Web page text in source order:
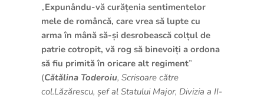
„Expunându-vă curățenia sentimentelor
mele de româncă, care vrea să lupte cu
arma în mână să-și desrobească colțul de
patrie cotropit, vă rog să binevoiți a ordona
să fiu primită în oricare alt regiment”
(Cătălina Toderoiu, Scrisoare către
col.Lăzărescu, șef al Statului Major, Divizia a II-